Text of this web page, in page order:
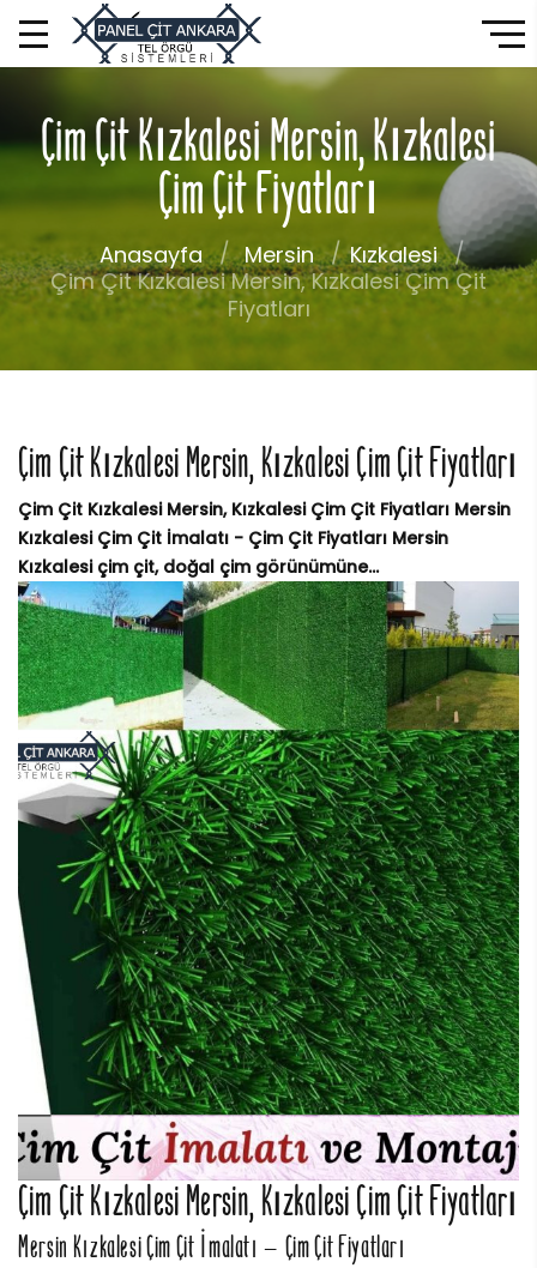
Çim Çit Kızkalesi Mersin, Kızkalesi
Çim Çit Fiyatları
Anasayfa Mersin
Kızkalesi
Çim Çit Kızkalesi Mersin, Kızkalesi Çim Çit
Fiyatları
Çim Çit Kızkalesi Mersin, Kızkalesi Çim Çit Fiyatları
Çim Çit Kızkalesi Mersin, Kızkalesi Çim Çit Fiyatları Mersin
Kızkalesi Çim Çit İmalatı - Çim Çit Fiyatları Mersin
Kızkalesi çim çit, doğal çim görünümüne...
Çim Çit Kızkalesi Mersin, Kızkalesi Çim Çit Fiyatları
Mersin Kızkalesi Çim Çit İmalatı – Çim Çit Fiyatları